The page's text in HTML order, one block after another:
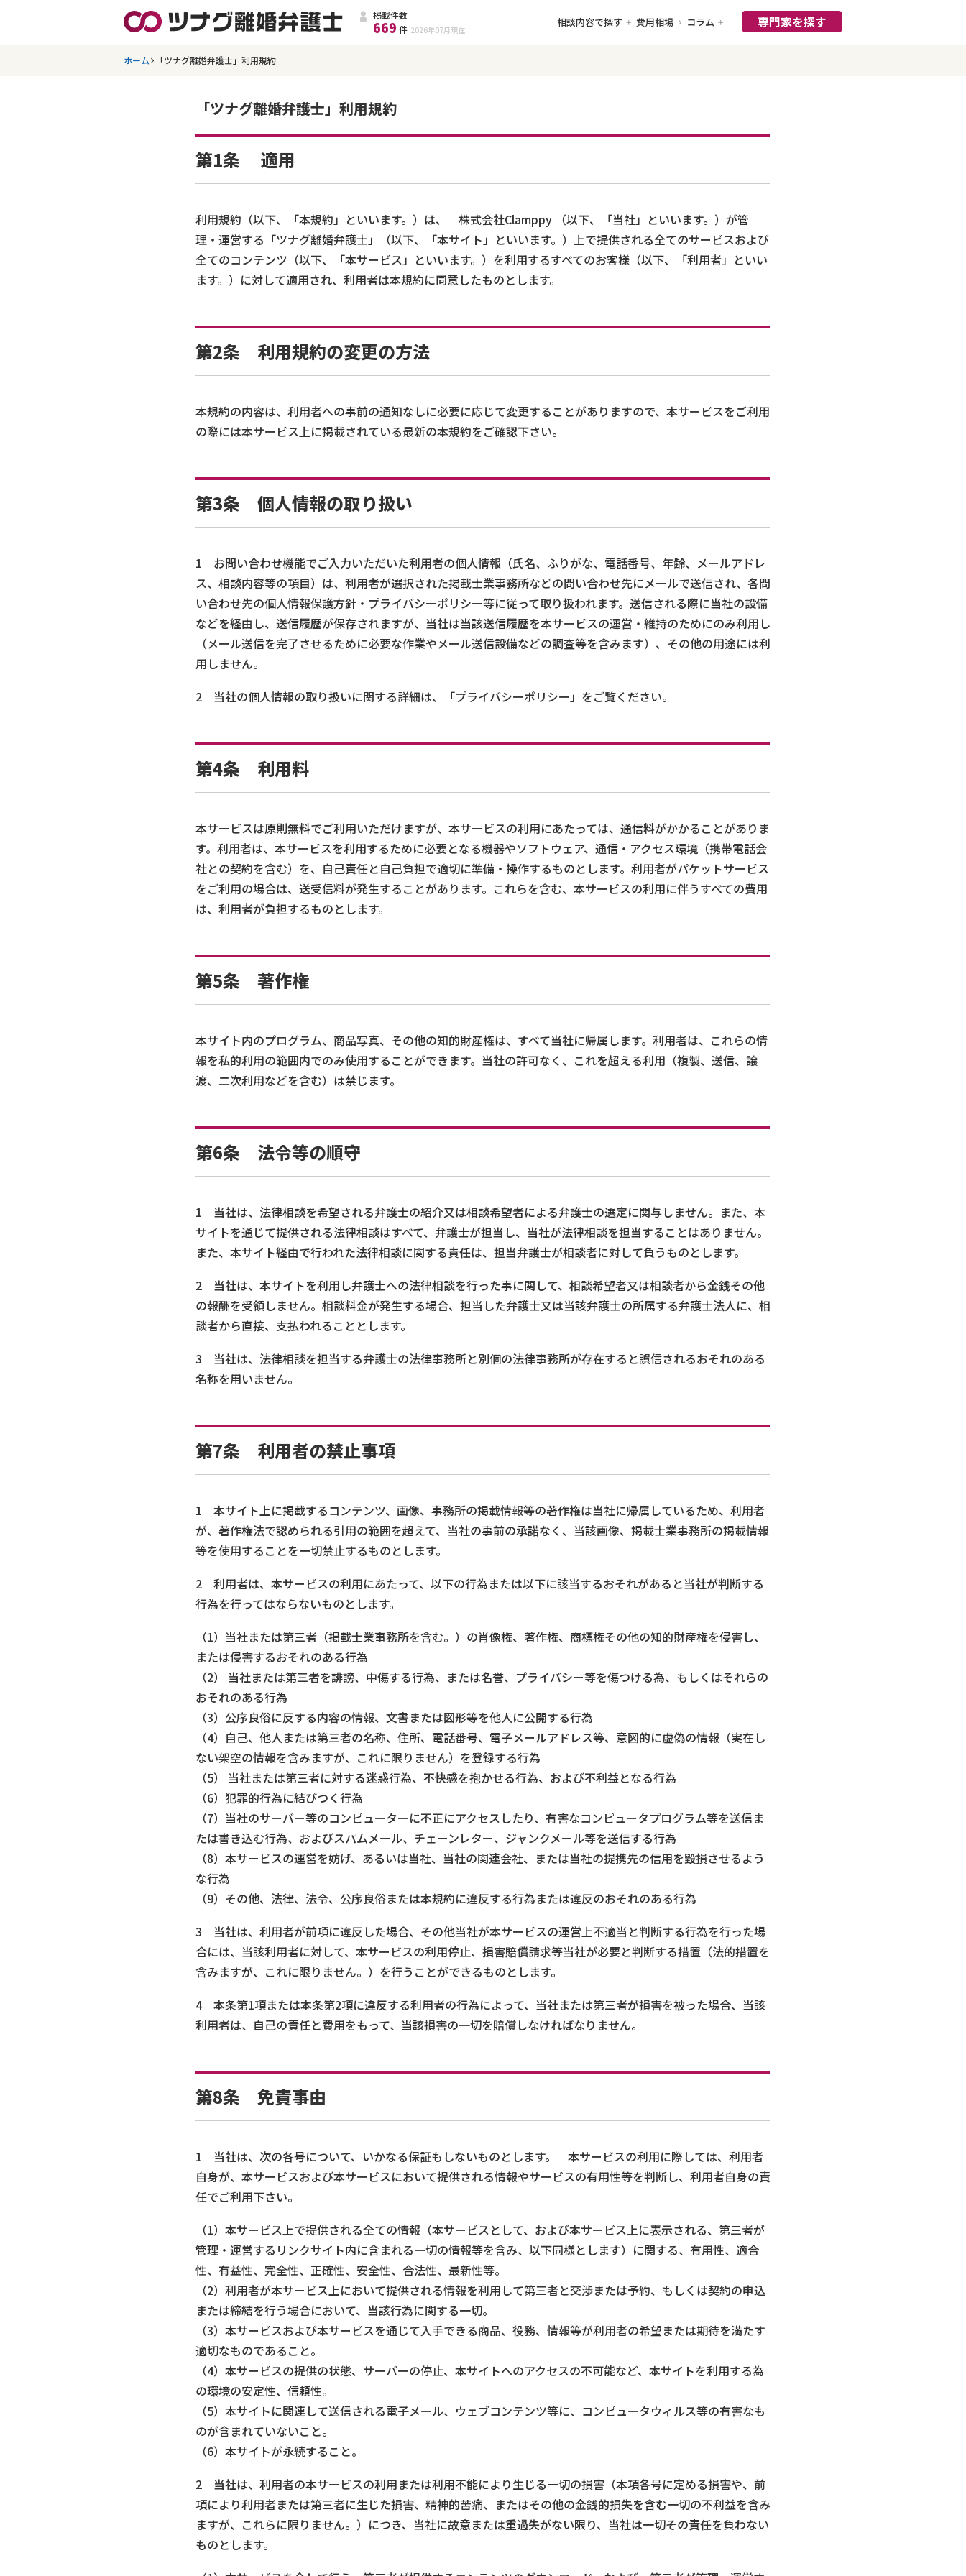
掲載件数
669 件 2026年07月 現在
相談内容で探す 費用相場 コラム 専門家を探す
ホーム 「ツナグ離婚弁護士」利用規約
「ツナグ離婚弁護士」利用規約
第1条 適用
利用規約（以下、「本規約」といいます。）は、 株式会社Clamppy （以下、「当社」といいます。）が管
理・運営する「ツナグ離婚弁護士」（以下、「本サイト」といいます。）上で提供される全てのサービスおよび
全てのコンテンツ（以下、「本サービス」といいます。）を利用するすべてのお客様（以下、「利用者」といい
ます。）に対して適用され、利用者は本規約に同意したものとします。
第2条 利用規約の変更の方法
本規約の内容は、利用者への事前の通知なしに必要に応じて変更することがありますので、本サービスをご利用
の際には本サービス上に掲載されている最新の本規約をご確認下さい。
第3条 個人情報の取り扱い
1 お問い合わせ機能でご入力いただいた利用者の個人情報（氏名、ふりがな、電話番号、年齢、メールアドレ
ス、相談内容等の項目）は、利用者が選択された掲載士業事務所などの問い合わせ先にメールで送信され、各問
い合わせ先の個人情報保護方針・プライバシーポリシー等に従って取り扱われます。送信される際に当社の設備
などを経由し、送信履歴が保存されますが、当社は当該送信履歴を本サービスの運営・維持のためにのみ利用し
（メール送信を完了させるために必要な作業やメール送信設備などの調査等を含みます）、その他の用途には利
用しません。
2 当社の個人情報の取り扱いに関する詳細は、「プライバシーポリシー」をご覧ください。
第4条 利用料
本サービスは原則無料でご利用いただけますが、本サービスの利用にあたっては、通信料がかかることがありま
す。利用者は、本サービスを利用するために必要となる機器やソフトウェア、通信・アクセス環境（携帯電話会
社との契約を含む）を、自己責任と自己負担で適切に準備・操作するものとします。利用者がパケットサービス
をご利用の場合は、送受信料が発生することがあります。これらを含む、本サービスの利用に伴うすべての費用
は、利用者が負担するものとします。
第5条 著作権
本サイト内のプログラム、商品写真、その他の知的財産権は、すべて当社に帰属します。利用者は、これらの情
報を私的利用の範囲内でのみ使用することができます。当社の許可なく、これを超える利用（複製、送信、譲
渡、二次利用などを含む）は禁じます。
第6条 法令等の順守
1 当社は、法律相談を希望される弁護士の紹介又は相談希望者による弁護士の選定に関与しません。また、本
サイトを通じて提供される法律相談はすべて、弁護士が担当し、当社が法律相談を担当することはありません。
また、本サイト経由で行われた法律相談に関する責任は、担当弁護士が相談者に対して負うものとします。
2 当社は、本サイトを利用し弁護士への法律相談を行った事に関して、相談希望者又は相談者から金銭その他
の報酬を受領しません。相談料金が発生する場合、担当した弁護士又は当該弁護士の所属する弁護士法人に、相
談者から直接、支払われることとします。
3 当社は、法律相談を担当する弁護士の法律事務所と別個の法律事務所が存在すると誤信されるおそれのある
名称を用いません。
第7条 利用者の禁止事項
1 本サイト上に掲載するコンテンツ、画像、事務所の掲載情報等の著作権は当社に帰属しているため、利用者
が、著作権法で認められる引用の範囲を超えて、当社の事前の承諾なく、当該画像、掲載士業事務所の掲載情報
等を使用することを一切禁止するものとします。
2 利用者は、本サービスの利用にあたって、以下の行為または以下に該当するおそれがあると当社が判断する
行為を行ってはならないものとします。
（1）当社または第三者（掲載士業事務所を含む。）の肖像権、著作権、商標権その他の知的財産権を侵害し、
または侵害するおそれのある行為
（2） 当社または第三者を誹謗、中傷する行為、または名誉、プライバシー等を傷つける為、もしくはそれらの
おそれのある行為
（3）公序良俗に反する内容の情報、文書または図形等を他人に公開する行為
（4）自己、他人または第三者の名称、住所、電話番号、電子メールアドレス等、意図的に虚偽の情報（実在し
ない架空の情報を含みますが、これに限りません）を登録する行為
（5） 当社または第三者に対する迷惑行為、不快感を抱かせる行為、および不利益となる行為
（6）犯罪的行為に結びつく行為
（7）当社のサーバー等のコンピューターに不正にアクセスしたり、有害なコンピュータプログラム等を送信ま
たは書き込む行為、およびスパムメール、チェーンレター、ジャンクメール等を送信する行為
（8）本サービスの運営を妨げ、あるいは当社、当社の関連会社、または当社の提携先の信用を毀損させるよう
な行為
（9）その他、法律、法令、公序良俗または本規約に違反する行為または違反のおそれのある行為
3 当社は、利用者が前項に違反した場合、その他当社が本サービスの運営上不適当と判断する行為を行った場
合には、当該利用者に対して、本サービスの利用停止、損害賠償請求等当社が必要と判断する措置（法的措置を
含みますが、これに限りません。）を行うことができるものとします。
4 本条第1項または本条第2項に違反する利用者の行為によって、当社または第三者が損害を被った場合、当該
利用者は、自己の責任と費用をもって、当該損害の一切を賠償しなければなりません。
第8条 免責事由
1 当社は、次の各号について、いかなる保証もしないものとします。 本サービスの利用に際しては、利用者
自身が、本サービスおよび本サービスにおいて提供される情報やサービスの有用性等を判断し、利用者自身の責
任でご利用下さい。
（1）本サービス上で提供される全ての情報（本サービスとして、および本サービス上に表示される、第三者が
管理・運営するリンクサイト内に含まれる一切の情報等を含み、以下同様とします）に関する、有用性、適合
性、有益性、完全性、正確性、安全性、合法性、最新性等。
（2）利用者が本サービス上において提供される情報を利用して第三者と交渉または予約、もしくは契約の申込
または締結を行う場合において、当該行為に関する一切。
（3）本サービスおよび本サービスを通じて入手できる商品、役務、情報等が利用者の希望または期待を満たす
適切なものであること。
（4）本サービスの提供の状態、サーバーの停止、本サイトへのアクセスの不可能など、本サイトを利用する為
の環境の安定性、信頼性。
（5）本サイトに関連して送信される電子メール、ウェブコンテンツ等に、コンピュータウィルス等の有害なも
のが含まれていないこと。
（6）本サイトが永続すること。
2 当社は、利用者の本サービスの利用または利用不能により生じる一切の損害（本項各号に定める損害や、前
項により利用者または第三者に生じた損害、精神的苦痛、またはその他の金銭的損失を含む一切の不利益を含み
ますが、これらに限りません。）につき、当社に故意または重過失がない限り、当社は一切その責任を負わない
ものとします。